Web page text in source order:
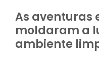
As aventuras
moldaram a
ambiente